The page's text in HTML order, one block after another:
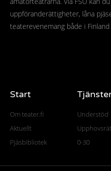
uppföranderättigheter, låna
teaterevenemang både i
Start
Om teater.fi
Aktuellt
Pjäsbibliotek
Understöd
0-30